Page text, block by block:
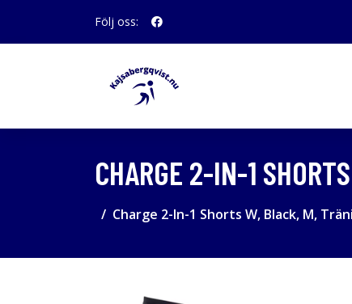
Följ oss:
CHARGE 2-IN-1
Charge 2-In-1 Shorts W, Black, M,